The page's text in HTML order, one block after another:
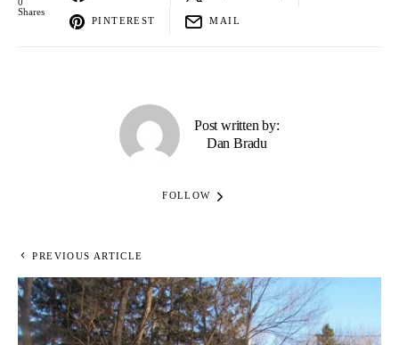
Shares
PINTEREST MAIL
Post written by:
Dan Bradu
FOLLOW
PREVIOUS ARTICLE